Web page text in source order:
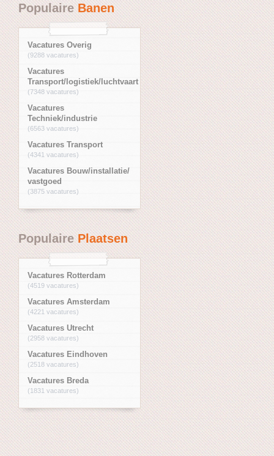
PopulaireBanen
Vacatures Overig
(9288 vacatures)
Vacatures
Transport/logistiek/luchtvaart
(7348 vacatures)
Vacatures
Techniek/industrie
(6563 vacatures)
Vacatures Transport
(4341 vacatures)
Vacatures Bouw/installatie/
vastgoed
(3875 vacatures)
PopulairePlaatsen
Vacatures Rotterdam
(4519 vacatures)
Vacatures Amsterdam
(4221 vacatures)
Vacatures Utrecht
(2958 vacatures)
Vacatures Eindhoven
(2518 vacatures)
Vacatures Breda
(1831 vacatures)